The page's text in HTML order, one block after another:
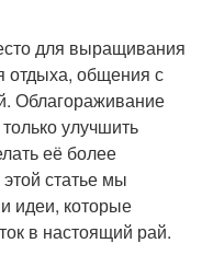
для выращивания
отдыха, общения с
Облагораживание
улучшить
её более
статье мы
идеи, которые
в настоящий рай.